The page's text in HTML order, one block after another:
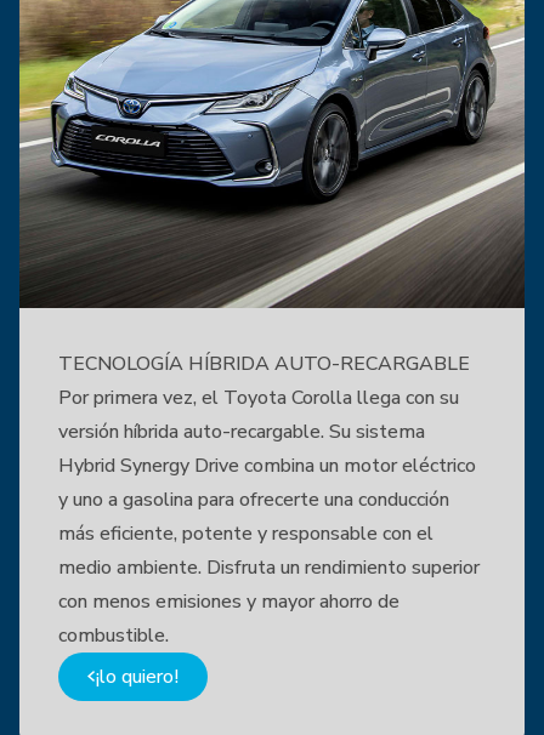
TECNOLOGÍA HÍBRIDA AUTO-RECARGABLE
Por primera vez, el Toyota Corolla llega con su
versión híbrida auto-recargable. Su sistema
Hybrid Synergy Drive combina un motor eléctrico
y uno a gasolina para ofrecerte una conducción
más eficiente, potente y responsable con el
medio ambiente. Disfruta un rendimiento superior
con menos emisiones y mayor ahorro de
combustible.
¡lo quiero!